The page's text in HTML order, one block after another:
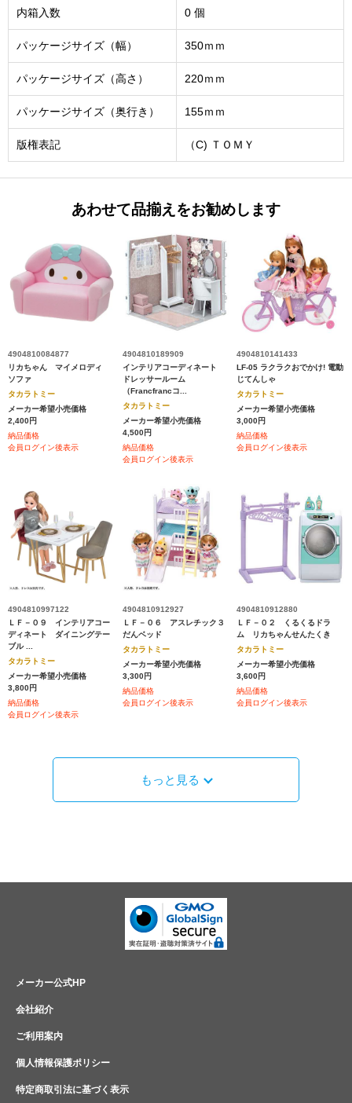
内箱入数 0 個
パッケージサイズ（幅） 350ｍｍ
パッケージサイズ（高さ） 220ｍｍ
パッケージサイズ（奥行き） 155ｍｍ
版権表記 （C) ＴＯＭＹ
あわせて品揃えをお勧めします
4904810084877
リカちゃん マイメロディ
ソファ
タカラトミー
メーカー希望小売価格
2,400円
納品価格
会員ログイン後表示
4904810189909
インテリアコーディネート
ドレッサールーム
（Francfrancコ...
タカラトミー
メーカー希望小売価格
4,500円
納品価格
会員ログイン後表示
4904810141433
LF-05 ラクラクおでかけ! 電動
じてんしゃ
タカラトミー
メーカー希望小売価格
3,000円
納品価格
会員ログイン後表示
4904810997122
ＬＦ－０９ インテリアコー
ディネート ダイニングテー
ブル ...
タカラトミー
メーカー希望小売価格
3,800円
納品価格
会員ログイン後表示
4904810912927
ＬＦ－０６ アスレチック３
だんベッド
タカラトミー
メーカー希望小売価格
3,300円
納品価格
会員ログイン後表示
4904810912880
ＬＦ－０２ くるくるドラ
ム リカちゃんせんたくき
タカラトミー
メーカー希望小売価格
3,600円
納品価格
会員ログイン後表示
もっと見る
メーカー公式HP
会社紹介
ご利用案内
個人情報保護ポリシー
特定商取引法に基づく表示